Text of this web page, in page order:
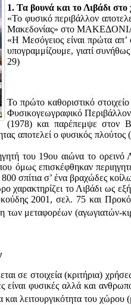
1. Τα βουνά και το Λιβάδι
«Το φυσικό περιβάλλον
Μακεδονίας» στο
«Η Μεσόγειος είναι πρώτα
υπογραμμίζουμε, γιατί
29)
Το πρώτο καθοριστικό
Φυσικογεωγραφικό
(1978) και παρέπεμψε στον
αποτελεί ο φυσικός
του 19ου αιώνα το
όμως επισκέφθηκαν
σπίτια σ’ ένα βραχώδες
χαρακτηρίζει το Λιβάδι ως
2001, σελ. 75 και
μεταφορέων (αγωγιατών-
σε στοιχεία (κριτήρια)
είναι φυσικές αλλά και
και λειτουργικότητα του